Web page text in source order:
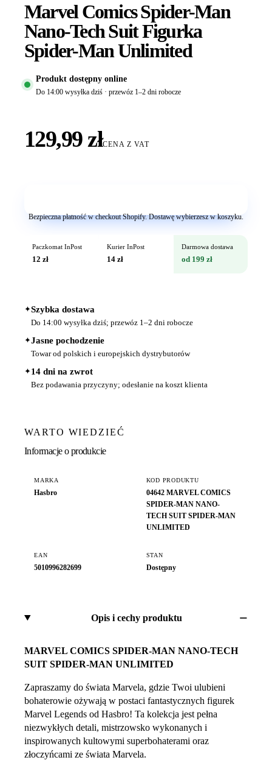
Marvel Comics Spider-Man
Nano-Tech Suit Figurka
Spider-Man Unlimited
Produkt dostępny online
Do 14:00 wysyłka dziś · przewóz 1–2 dni robocze
129,99 złCENA Z VAT
Bezpieczna płatność w checkout Shopify. Dostawę wybierzesz w koszyku.
Paczkomat InPost
12 zł
Kurier InPost
14 zł
Darmowa dostawa
od 199 zł
✦Szybka dostawa
Do 14:00 wysyłka dziś; przewóz 1–2 dni robocze
✦Jasne pochodzenie
Towar od polskich i europejskich dystrybutorów
✦14 dni na zwrot
Bez podawania przyczyny; odesłanie na koszt klienta
WARTO WIEDZIEĆ
Informacje o produkcie
MARKA
Hasbro
KOD PRODUKTU
04642 MARVEL COMICS
SPIDER-MAN NANO-
TECH SUIT SPIDER-MAN
UNLIMITED
EAN
5010996282699
STAN
Dostępny
Opis i cechy produktu
MARVEL COMICS SPIDER-MAN NANO-TECH
SUIT SPIDER-MAN UNLIMITED
Zapraszamy do świata Marvela, gdzie Twoi ulubieni
bohaterowie ożywają w postaci fantastycznych figurek
Marvel Legends od Hasbro! Ta kolekcja jest pełna
niezwykłych detali, mistrzowsko wykonanych i
inspirowanych kultowymi superbohaterami oraz
złoczyńcami ze świata Marvela.